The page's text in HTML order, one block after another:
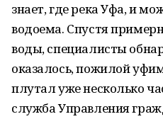
знает, где река Уфа, и
водоема. Спустя
воды, специалисты
оказалось, пожилой
плутал уже несколько
служба Управления